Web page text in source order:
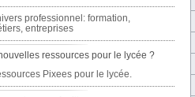
professionnel: formation,
entreprises
ressources pour le lycée ?
Pixees pour le lycée.